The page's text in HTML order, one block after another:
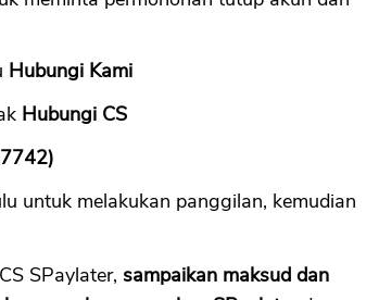
Hubungi Kami
Hubungi CS
untuk melakukan panggilan, kemudian
SPaylater, sampaikan maksud dan